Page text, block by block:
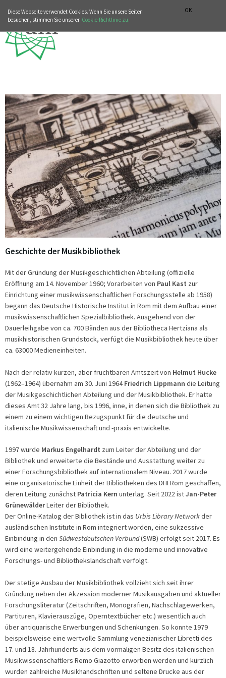
OK
Diese Webseite verwendet Cookies. Wenn Sie unsere Seiten
besuchen, stimmen Sie unserer Cookie-Richtlinie zu.
Geschichte der Musikbibliothek
Mit der Gründung der Musikgeschichtlichen Abteilung (offizielle
Eröffnung am 14. November 1960; Vorarbeiten von Paul Kast zur
Einrichtung einer musikwissenschaftlichen Forschungsstelle ab 1958)
begann das Deutsche Historische Institut in Rom mit dem Aufbau einer
musikwissenschaftlichen Spezialbibliothek. Ausgehend von der
Dauerleihgabe von ca. 700 Bänden aus der Bibliotheca Hertziana als
musikhistorischen Grundstock, verfügt die Musikbibliothek heute über
ca. 63000 Medieneinheiten.
Nach der relativ kurzen, aber fruchtbaren Amtszeit von Helmut Hucke
(1962–1964) übernahm am 30. Juni 1964Friedrich Lippmann die Leitung
der Musikgeschichtlichen Abteilung und der Musikbibliothek. Er hatte
dieses Amt 32 Jahre lang, bis 1996, inne, in denen sich die Bibliothek zu
einem zu einem wichtigen Bezugspunkt für die deutsche und
italienische Musikwissenschaft und -praxis entwickelte.
1997 wurde Markus Engelhardt zum Leiter der Abteilung und der
Bibliothek und erweiterte die Bestände und Ausstattung weiter zu
einer Forschungsbibliothek auf internationalem Niveau. 2017 wurde
eine organisatorische Einheit der Bibliotheken des DHI Rom geschaffen,
deren Leitung zunächst Patricia Kern unterlag. Seit 2022 istJan-Peter
GrünewälderLeiter der Bibliothek.
Der Online-Katalog der Bibliothek ist in das Urbis Library Networkder
ausländischen Institute in Rom integriert worden, eine sukzessive
Einbindung in den Südwestdeutschen Verbund(SWB) erfolgt seit 2017. Es
wird eine weitergehende Einbindung in die moderne und innovative
Forschungs- und Bibliothekslandschaft verfolgt.
Der stetige Ausbau der Musikbibliothek vollzieht sich seit ihrer
Gründung neben der Akzession moderner Musikausgaben und aktueller
Forschungsliteratur (Zeitschriften, Monografien, Nachschlagewerken,
Partituren, Klavierauszüge, Operntextbücher etc.) wesentlich auch
über antiquarische Erwerbungen und Schenkungen. So konnte 1979
beispielsweise eine wertvolle Sammlung venezianischer Libretti des
17. und 18. Jahrhunderts aus dem vormaligen Besitz des italienischen
Musikwissenschaftlers Remo Giazotto erworben werden und kürzlich
wurden zahlreiche Musikhandschriften und seltene Drucke aus der